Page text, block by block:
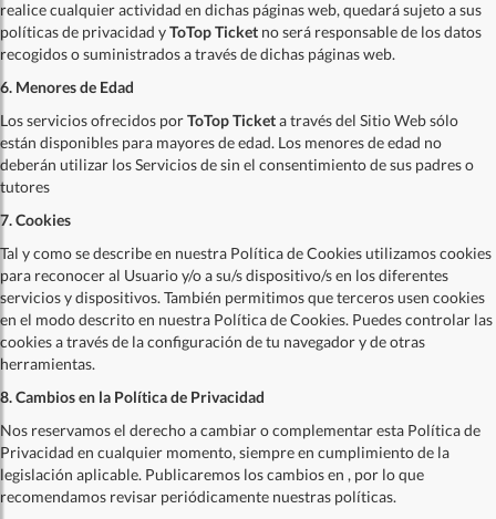
realice cualquier actividad en dichas páginas web, quedará sujeto a sus
políticas de privacidad yToTop Ticket no será responsable de los datos
recogidos o suministrados a través de dichas páginas web.
6. Menores de Edad
Los servicios ofrecidos porToTop Ticketa través del Sitio Web sólo
están disponibles para mayores de edad. Los menores de edad no
deberán utilizar los Servicios desin el consentimiento de sus padres o
tutores
7. Cookies
Tal y como se describe en nuestra Política de Cookies utilizamos cookies
para reconocer al Usuario y/o a su/s dispositivo/s en los diferentes
servicios y dispositivos. También permitimos que terceros usen cookies
en el modo descrito en nuestra Política de Cookies. Puedes controlar las
cookies a través de la configuración de tu navegador y de otras
herramientas.
8. Cambios en la Política de Privacidad
Nos reservamos el derecho a cambiar o complementar esta Política de
Privacidad en cualquier momento, siempre en cumplimiento de la
legislación aplicable. Publicaremos los cambios en , por lo que
recomendamos revisar periódicamente nuestras políticas.